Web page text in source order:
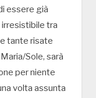
essere già
tra
tante risate
Sole, sarà
per niente
volta assunta